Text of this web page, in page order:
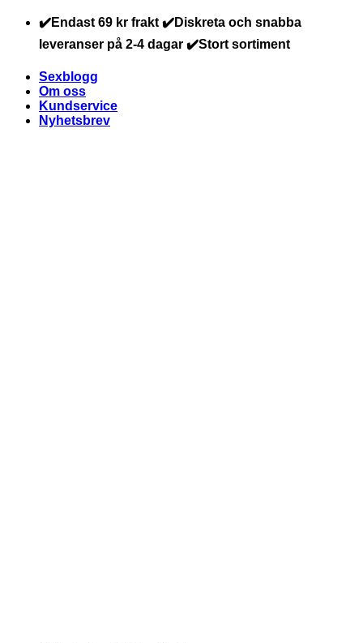
Skip
content
✔️Endast 69 kr frakt ✔️Diskreta och snabba
leveranser på 2-4 dagar ✔️Stort sortiment
Sexblogg
Om oss
Kundservice
Nyhetsbrev